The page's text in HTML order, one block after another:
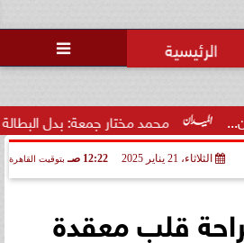

مختار جمعة: بدل البطالة يجب ألا يتحول
الثلاثاء، 21 يناير 2025 12:22 صـ بتوقيت القاهرة
قلب معقدة